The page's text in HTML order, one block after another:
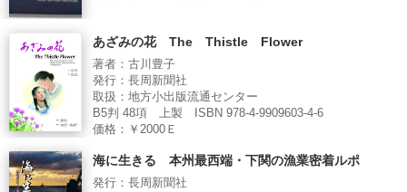
あざみの花 The Thistle Flower
著者：古川豊子
発行：長周新聞社
取扱：地方小出版流通センター
B5判 48項 上製 ISBN 978-4-9909603-4-6
価格：￥2000Ｅ
海に生きる 本州最西端・下関の漁業密着ルポ
発行：長周新聞社